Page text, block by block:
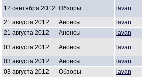
12 сентября 2012 Обзоры
lavan
21 августа 2012
Анонсы
lavan
21 августа 2012
Анонсы
lavan
03 августа 2012
Анонсы
lavan
03 августа 2012
Анонсы
lavan
03 августа 2012
Обзоры
lavan